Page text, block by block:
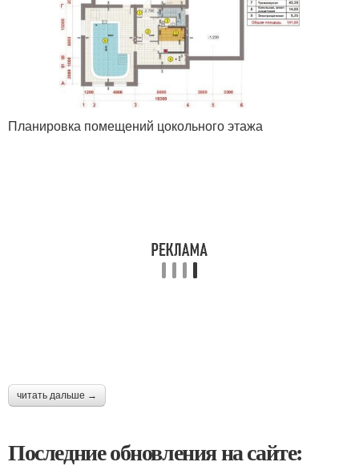
Планировка помещений цокольного этажа
читать дальше →
Последние обновления на сайте: